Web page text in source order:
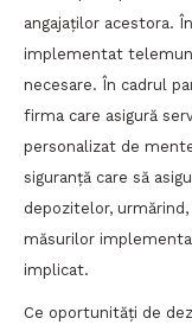
angajaților acestora.
implementat
necesare. În cadrul
firma care asigură
personalizat de
siguranță care să
depozitelor,
măsurilor
implicat.
Ce oportunități de